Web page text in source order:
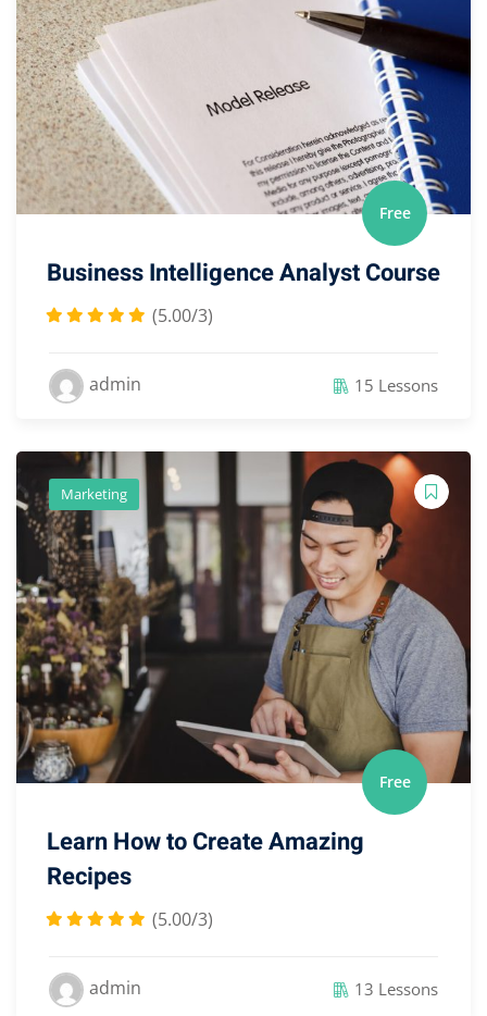
Free
Business Intelligence Analyst Course
(5.00/3)
admin 15 Lessons
Marketing
Free
Learn How to Create Amazing
Recipes
(5.00/3)
admin 13 Lessons